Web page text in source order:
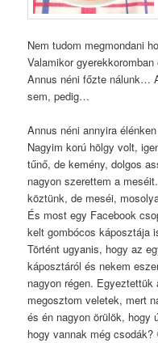
Nem tudom megmondani
Valamikor
Annus néni főzte nálunk…
sem, pedig…
Annus néni annyira
Nagyim korú hölgy volt,
tűnő, de kemény, dolgos
nagyon szerettem a
köztünk, de meséi,
És most egy Facebook
kelt gombócos káposztája
Történt ugyanis, hogy az
káposztáról és nekem
nagyon régen.
megosztom veletek, mert
és én nagyon örülök, hogy
hogy vannak még csodák?